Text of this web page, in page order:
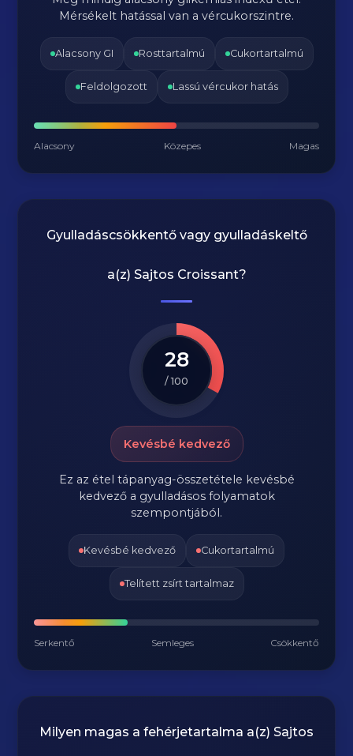
Mérsékelt hatással van a vércukorszintre.
Alacsony GI Rosttartalmú Cukortartalmú
Feldolgozott Lassú vércukor hatás
Alacsony Közepes Magas
Gyulladáscsökkentő vagy gyulladáskeltő
a(z) Sajtos Croissant?
28
/ 100
Kevésbé kedvező
Ez az étel tápanyag-összetétele kevésbé
kedvező a gyulladásos folyamatok
szempontjából.
Kevésbé kedvező Cukortartalmú
Telített zsírt tartalmaz
Serkentő Semleges Csökkentő
Milyen magas a fehérjetartalma a(z) Sajtos